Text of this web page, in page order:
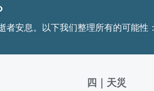
安息。以下我们整理所有的可能性：
四 ｜ 天災